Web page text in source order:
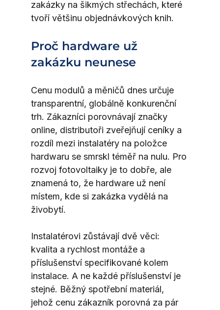
zakázky na šikmých střechách, které
tvoří většinu objednávkových knih.
Proč hardware už
zakázku neunese
Cenu modulů a měničů dnes určuje
transparentní, globálně konkurenční
trh. Zákazníci porovnávají značky
online, distributoři zveřejňují ceníky a
rozdíl mezi instalatéry na položce
hardwaru se smrskl téměř na nulu. Pro
rozvoj fotovoltaiky je to dobře, ale
znamená to, že hardware už není
místem, kde si zakázka vydělá na
živobytí.
Instalatérovi zůstávají dvě věci:
kvalita a rychlost montáže a
příslušenství specifikované kolem
instalace. A ne každé příslušenství je
stejné. Běžný spotřební materiál,
jehož cenu zákazník porovná za pár